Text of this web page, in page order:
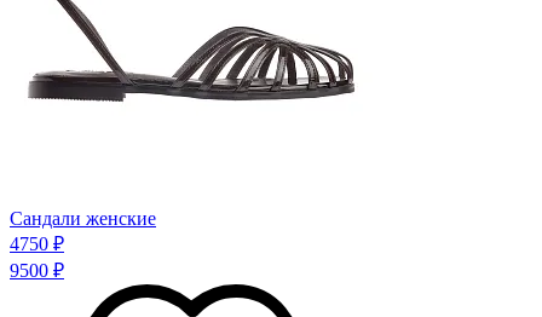
Сандали женские
4750 ₽
9500 ₽